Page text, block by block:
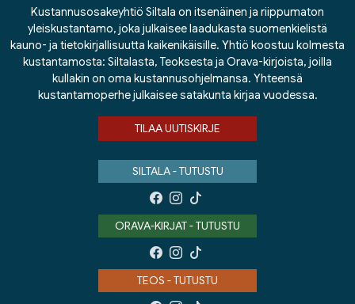
Kustannusosakeyhtiö Siltala on itsenäinen ja riippumaton
yleiskustantamo, joka julkaisee laadukasta suomenkielistä
kauno- ja tietokirjallisuutta kaikenikäisille. Yhtiö koostuu kolmesta
kustantamosta: Siltalasta, Teoksesta ja Orava-kirjoista, joilla
kullakin on oma kustannusohjelmansa. Yhteensä
kustantamoperhe julkaisee satakunta kirjaa vuodessa.
TILAA UUTISKIRJE
SILTALA - TUTUSTU
ORAVA-KIRJAT - TUTUSTU
TEOS - TUTUSTU